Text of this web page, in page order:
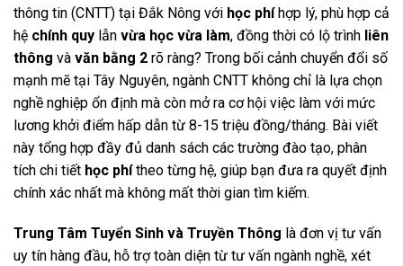
thông tin (CNTT) tại Đắk Nông với học phíhợp lý, phù hợp cả
hệ chính quy lẫn vừa học vừa làm, đồng thời có lộ trình liên
thông và văn bằng 2 rõ ràng? Trong bối cảnh chuyển đổi số
mạnh mẽ tại Tây Nguyên, ngành CNTT không chỉ là lựa chọn
nghề nghiệp ổn định mà còn mở ra cơ hội việc làm với mức
lương khởi điểm hấp dẫn từ 8-15 triệu đồng/tháng. Bài viết
này tổng hợp đầy đủ danh sách các trường đào tạo, phân
tích chi tiết học phítheo từng hệ, giúp bạn đưa ra quyết định
chính xác nhất mà không mất thời gian tìm kiếm.
Trung Tâm Tuyển Sinh và Truyền Thông là đơn vị tư vấn
uy tín hàng đầu, hỗ trợ toàn diện từ tư vấn ngành nghề, xét